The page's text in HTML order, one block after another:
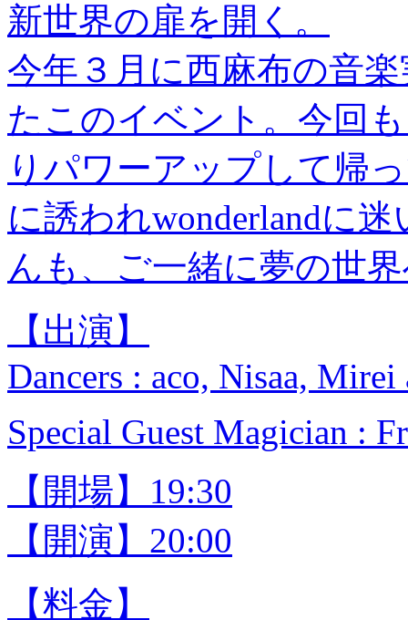
新世界の扉を開く。
今年３月に西麻布の音
たこのイベント。今回
りパワーアップして帰
に誘われwonderlandに
んも、ご一緒に夢の世
【出演】
Dancers : aco, Nisaa, Mirei
Special Guest Magician :
【開場】19:30
【開演】20:00
【料金】